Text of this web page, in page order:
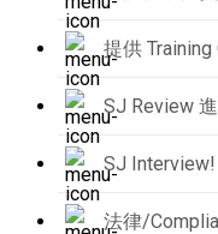
提供
SJ Review
SJ Interview!
法律/